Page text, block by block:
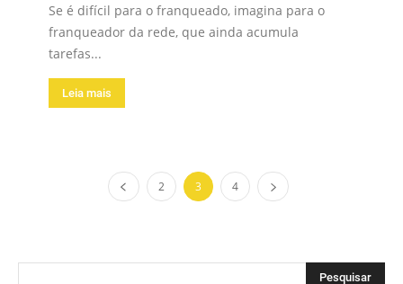
Se é difícil para o franqueado, imagina para o
franqueador da rede, que ainda acumula
tarefas...
Leia mais
2 3 4